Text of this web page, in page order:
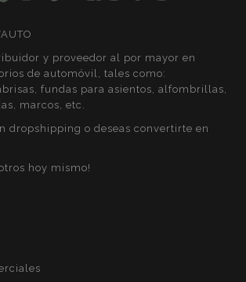
y proveedor al por mayor en
de automóvil, tales como:
fundas para asientos, alfombrillas,
marcos, etc.
dropshipping o deseas convertirte en
hoy mismo!
de
Cookies de
funcionalidad
estrictamente necesarias
cookies allow core website